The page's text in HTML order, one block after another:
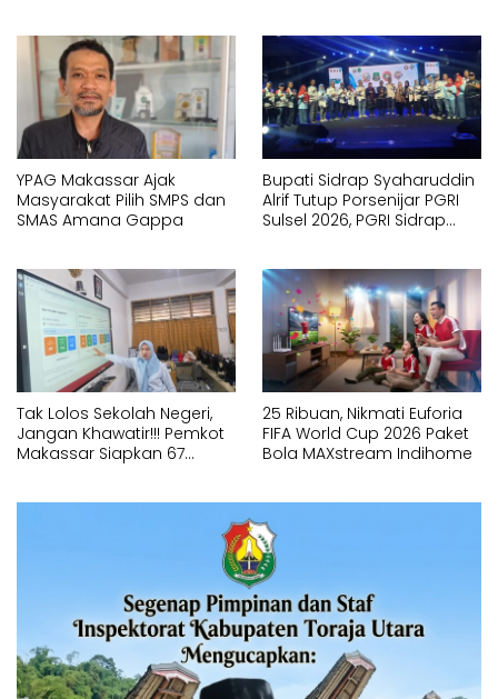
YPAG Makassar Ajak
Masyarakat Pilih SMPS dan
SMAS Amana Gappa
Bupati Sidrap Syaharuddin
Alrif Tutup Porsenijar PGRI
Sulsel 2026, PGRI Sidrap
Tak Lolos Sekolah Negeri,
Jangan Khawatir!!! Pemkot
Makassar Siapkan 67
25 Ribuan, Nikmati Euforia
FIFA World Cup 2026 Paket
Bola MAXstream Indihome